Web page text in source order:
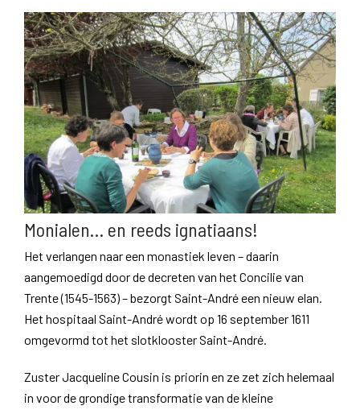
Monialen… en reeds ignatiaans!
Het verlangen naar een monastiek leven – daarin
aangemoedigd door de decreten van het Concilie van
Trente (1545-1563) – bezorgt Saint-André een nieuw elan.
Het hospitaal Saint-André wordt op 16 september 1611
omgevormd tot het slotklooster Saint-André.
Zuster Jacqueline Cousin is priorin en ze zet zich helemaal
in voor de grondige transformatie van de kleine